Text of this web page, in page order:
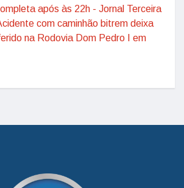
após às 22h - Jornal Terceira
com caminhão bitrem deixa
na Rodovia Dom Pedro I em